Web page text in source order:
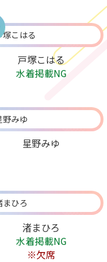
戸塚こはる
水着掲載NG
星野みゆ
渚まひろ
水着掲載NG
※欠席